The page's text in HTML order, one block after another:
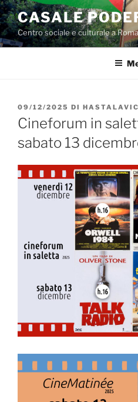
Salta
al
contenuto
CASALE
Centro sociale e culturale a Roma
PUBBLICATO
IL
09/12/2025 DI
Cineforum in
sabato 13